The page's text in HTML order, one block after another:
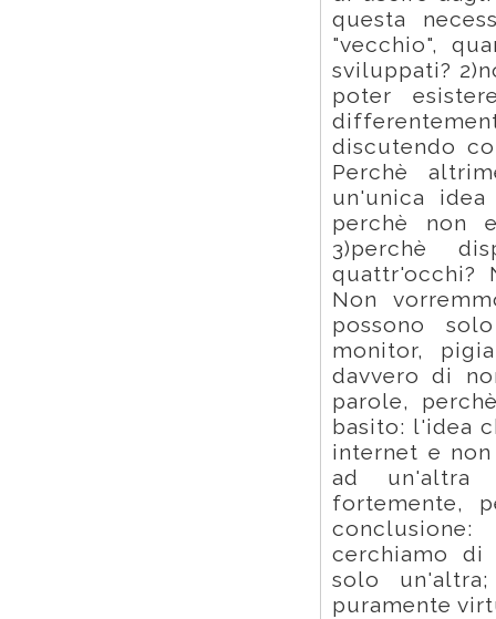
questa
"vecchio",
sviluppati?
poter
discutendo
Perchè
un'unica
perchè non
3)perchè
quattr'occhi?
Non
possono
monitor,
davvero di
parole,
basito: l'idea
internet e
ad un'altra
fortemente,
cerchiamo di
solo
puramente